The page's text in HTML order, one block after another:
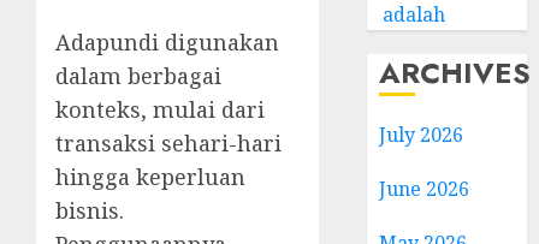
Adapundi digunakan
dalam berbagai
konteks, mulai dari
transaksi sehari-hari
hingga keperluan
bisnis.
adalah
ARCHIVES
July 2026
June 2026